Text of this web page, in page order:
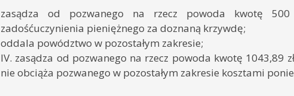
zasądza od pozwanego na rzecz powoda kwotę 500
zadośćuczynienia pieniężnego za doznaną krzywdę;
oddala powództwo w pozostałym zakresie;
IV. zasądza od pozwanego na rzecz powoda kwotę 1043,89
nie obciąża pozwanego w pozostałym zakresie kosztami